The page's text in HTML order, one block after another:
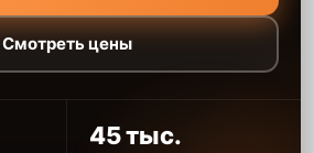
Смотреть цены
45 тыс.